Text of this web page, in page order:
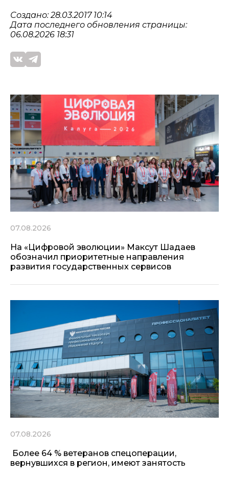
Создано: 28.03.2017 10:14
Дата последнего обновления страницы:
06.08.2026 18:31
07.08.2026
На «Цифровой эволюции» Максут Шадаев
обозначил приоритетные направления
развития государственных сервисов
07.08.2026
Более 64 % ветеранов спецоперации,
вернувшихся в регион, имеют занятость